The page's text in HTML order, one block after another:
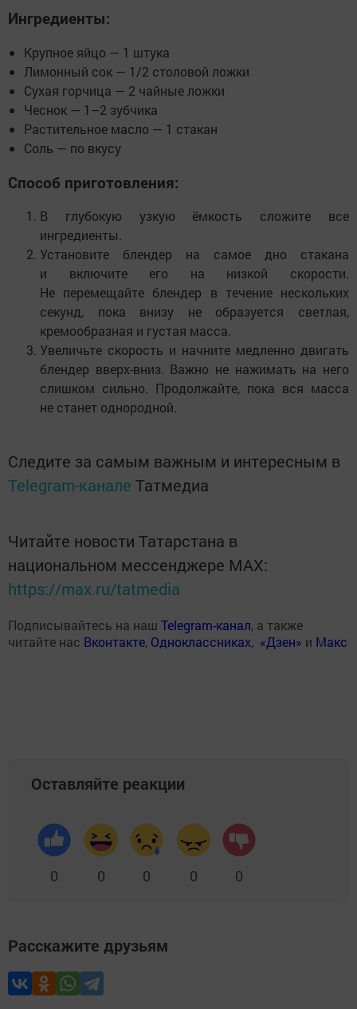
Ингредиенты:
Крупное яйцо — 1 штука
Лимонный сок — 1/2 столовой ложки
Сухая горчица — 2 чайные ложки
Чеснок — 1–2 зубчика
Растительное масло — 1 стакан
Соль — по вкусу
Способ приготовления:
В глубокую узкую ёмкость сложите все
ингредиенты.
Установите блендер на самое дно стакана
и включите его на низкой скорости.
Не перемещайте блендер в течение нескольких
секунд, пока внизу не образуется светлая,
кремообразная и густая масса.
Увеличьте скорость и начните медленно двигать
блендер вверх-вниз. Важно не нажимать на него
слишком сильно. Продолжайте, пока вся масса
не станет однородной.
Следите за самым важным и интересным в
Telegram-канале Татмедиа
Читайте новости Татарстана в
национальном мессенджере MАХ:
https://max.ru/tatmedia
Подписывайтесь на наш Telegram-канал, а также
читайте нас Вконтакте, Одноклассниках, «Дзен» и Макс
Оставляйте реакции
0 0 0 0 0
Расскажите друзьям